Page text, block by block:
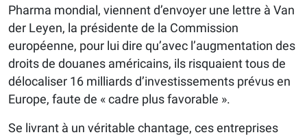
Pharma mondial, viennent d’envoyer une lettre à Van
der Leyen, la présidente de la Commission
européenne, pour lui dire qu’avec l’augmentation des
droits de douanes américains, ils risquaient tous de
délocaliser 16 milliards d’investissements prévus en
Europe, faute de « cadre plus favorable ».
Se livrant à un véritable chantage, ces entreprises